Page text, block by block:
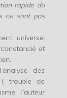
rapide du
ne sont pas
universel
et
des
( trouble de
l’auteur